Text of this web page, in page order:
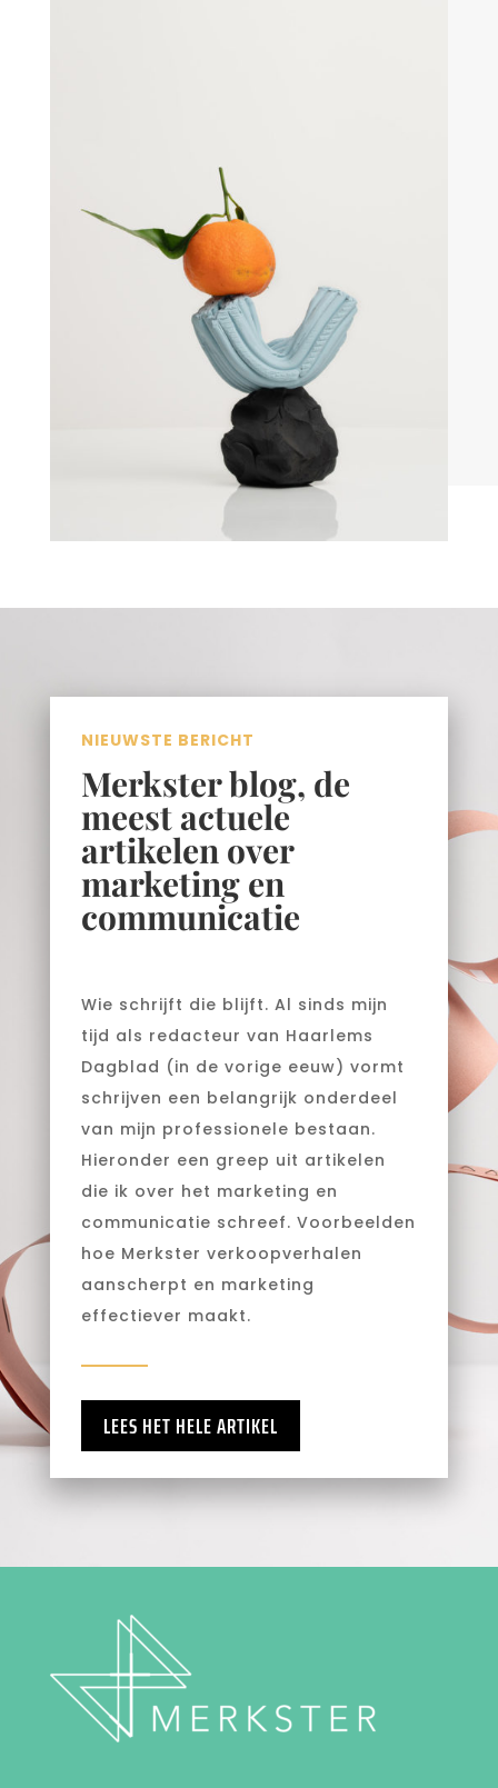
NIEUWSTE BERICHT
Merkster blog, de
meest actuele
artikelen over
marketing en
communicatie
Wie schrijft die blijft. Al sinds mijn
tijd als redacteur van Haarlems
Dagblad (in de vorige eeuw) vormt
schrijven een belangrijk onderdeel
van mijn professionele bestaan.
Hieronder een greep uit artikelen
die ik over het marketing en
communicatie schreef. Voorbeelden
hoe Merkster verkoopverhalen
aanscherpt en marketing
effectiever maakt.
LEES HET HELE ARTIKEL